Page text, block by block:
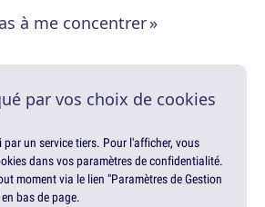
à me concentrer »
par vos choix de cookies
un service tiers. Pour l'afficher, vous
dans vos paramètres de confidentialité.
moment via le lien "Paramètres de Gestion
bas de page.